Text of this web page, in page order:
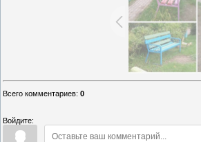
Всего комментариев: 0
Войдите: